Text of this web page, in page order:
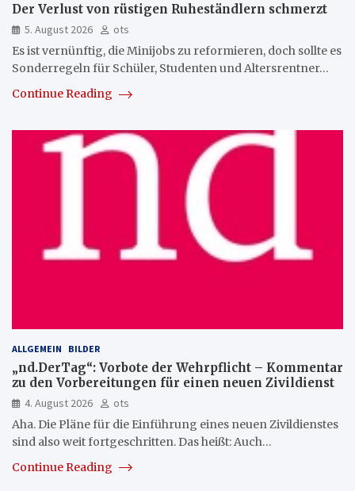
Der Verlust von rüstigen Ruheständlern schmerzt
5. August 2026
ots
Es ist vernünftig, die Minijobs zu reformieren, doch sollte es
Sonderregeln für Schüler, Studenten und Altersrentner…
Continue Reading
ALLGEMEIN BILDER
„nd.DerTag“: Vorbote der Wehrpflicht – Kommentar
zu den Vorbereitungen für einen neuen Zivildienst
4. August 2026
ots
Aha. Die Pläne für die Einführung eines neuen Zivildienstes
sind also weit fortgeschritten. Das heißt: Auch…
Continue Reading